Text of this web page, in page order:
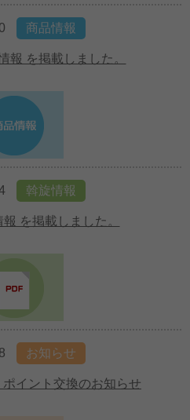
商品情報
報 を掲載しました。
斡旋情報
を掲載しました。
お知らせ
イント交換のお知らせ